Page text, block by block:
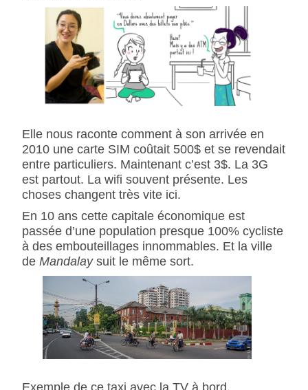
Elle nous raconte comment à son arrivée en
2010 une carte SIM coûtait 500$ et se revendait
entre particuliers. Maintenant c’est 3$. La 3G
est partout. La wifi souvent présente. Les
choses changent très vite ici.
En 10 ans cette capitale économique est
passée d’une population presque 100% cycliste
à des embouteillages innommables. Et la ville
de Mandalaysuit le même sort.